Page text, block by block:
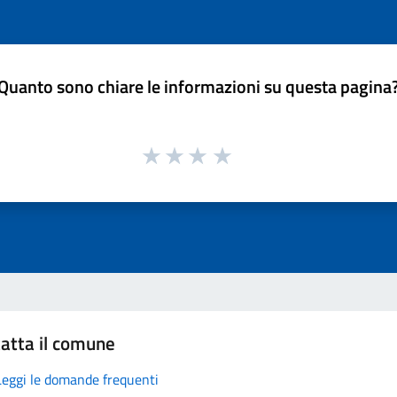
sono chiare le informazioni su questa
il comune
le domande frequenti